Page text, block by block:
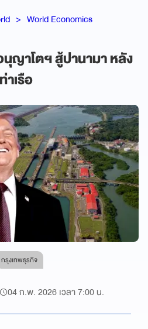
World Economics
ญาโตฯ สู้ปานามา หลัง
เรือ
กรุงเทพธุรกิจ
04 ก.พ. 2026 เวลา 7:00 น.